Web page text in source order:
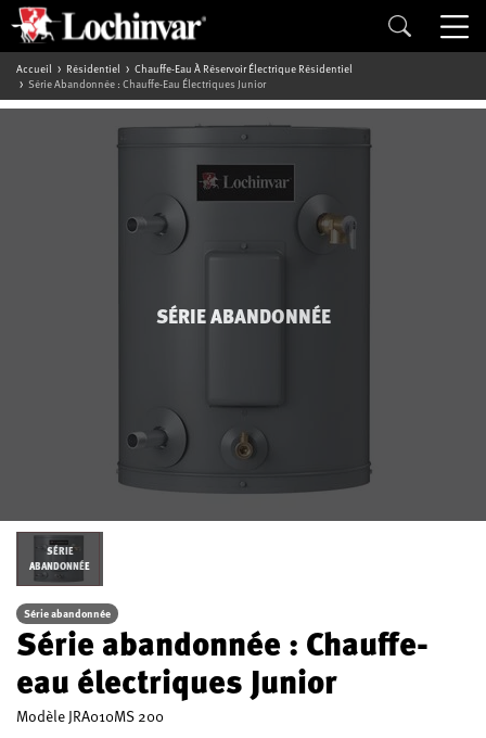
Accueil Résidentiel
Chauffe-Eau À Réservoir Électrique Résidentiel
Série Abandonnée : Chauffe-Eau Électriques Junior
SÉRIE ABANDONNÉE
SÉRIE
ABANDONNÉE
Série abandonnée
Série abandonnée : Chauffe-
eau électriques Junior
Modèle JRA010MS 200